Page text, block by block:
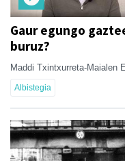
Gaur egungo
buruz?
Maddi Txintxurreta-Maialen
Albistegia